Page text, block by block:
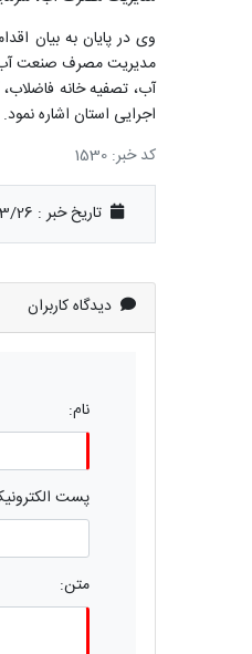
وی در پایان به بیان
آب، تصفیه خانه
اجرایی استان اشاره نمود.
کد خبر: 1530
تاریخ خبر : 1405/03/26
دیدگاه کاربران
نام:
پست
متن: